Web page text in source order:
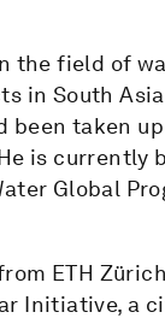
the field of
in South
taken
is currently
Global
ETH
Initiative, a